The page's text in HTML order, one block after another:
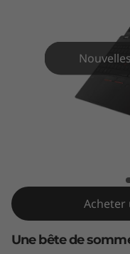
Acheter
Une bête de